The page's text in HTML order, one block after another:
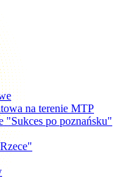
na terenie MTP
"Sukces po poznańsku"